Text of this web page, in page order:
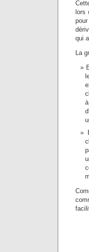
lors
qui
La